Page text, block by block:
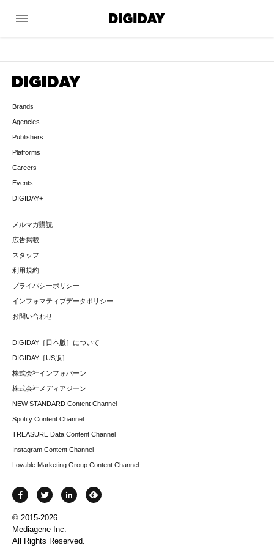
menu
Brands
Agencies
Publishers
Platforms
Careers
Events
DIGIDAY+
メルマガ購読
広告掲載
スタッフ
利用規約
プライバシーポリシー
インフォマティブデータポリシー
お問い合わせ
DIGIDAY［日本版］について
DIGIDAY［US版］
株式会社インフォバーン
株式会社メディアジーン
NEW STANDARD Content Channel
Spotify Content Channel
TREASURE Data Content Channel
Instagram Content Channel
Lovable Marketing Group Content Channel
© 2015-2026
Mediagene Inc.
All Rights Reserved.